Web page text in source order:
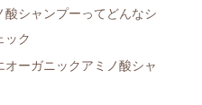
酸シャンプーってどんなシ
ック
ーガニックアミノ酸シャ